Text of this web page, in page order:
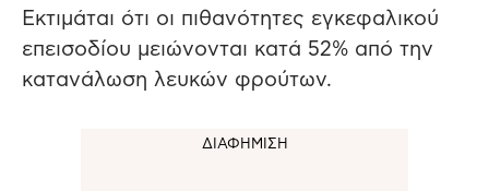
Εκτιμάται ότι οι πιθανότητες εγκεφαλικού
επεισοδίου μειώνονται κατά 52% από την
κατανάλωση λευκών φρούτων.